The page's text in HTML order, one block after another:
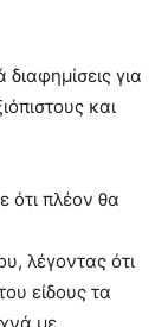
για
και
ότι πλέον θα
λέγοντας ότι
είδους τα
με